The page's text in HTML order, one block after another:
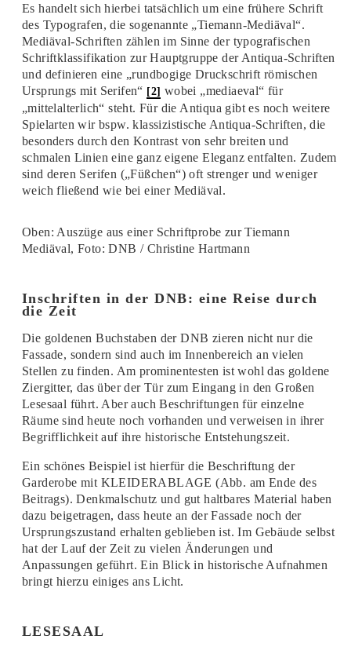
Es handelt sich hierbei tatsächlich um eine frühere Schrift
des Typografen, die sogenannte „Tiemann-Mediäval“.
Mediäval-Schriften zählen im Sinne der typografischen
Schriftklassifikation zur Hauptgruppe der Antiqua-Schriften
und definieren eine „rundbogige Druckschrift römischen
Ursprungs mit Serifen“ [2] wobei „mediaeval“ für
„mittelalterlich“ steht. Für die Antiqua gibt es noch weitere
Spielarten wir bspw. klassizistische Antiqua-Schriften, die
besonders durch den Kontrast von sehr breiten und
schmalen Linien eine ganz eigene Eleganz entfalten. Zudem
sind deren Serifen („Füßchen“) oft strenger und weniger
weich fließend wie bei einer Mediäval.
Oben: Auszüge aus einer Schriftprobe zur Tiemann
Mediäval, Foto: DNB / Christine Hartmann
Inschriften in der DNB: eine Reise durch
die Zeit
Die goldenen Buchstaben der DNB zieren nicht nur die
Fassade, sondern sind auch im Innenbereich an vielen
Stellen zu finden. Am prominentesten ist wohl das goldene
Ziergitter, das über der Tür zum Eingang in den Großen
Lesesaal führt. Aber auch Beschriftungen für einzelne
Räume sind heute noch vorhanden und verweisen in ihrer
Begrifflichkeit auf ihre historische Entstehungszeit.
Ein schönes Beispiel ist hierfür die Beschriftung der
Garderobe mit KLEIDERABLAGE (Abb. am Ende des
Beitrags). Denkmalschutz und gut haltbares Material haben
dazu beigetragen, dass heute an der Fassade noch der
Ursprungszustand erhalten geblieben ist. Im Gebäude selbst
hat der Lauf der Zeit zu vielen Änderungen und
Anpassungen geführt. Ein Blick in historische Aufnahmen
bringt hierzu einiges ans Licht.
LESESAAL